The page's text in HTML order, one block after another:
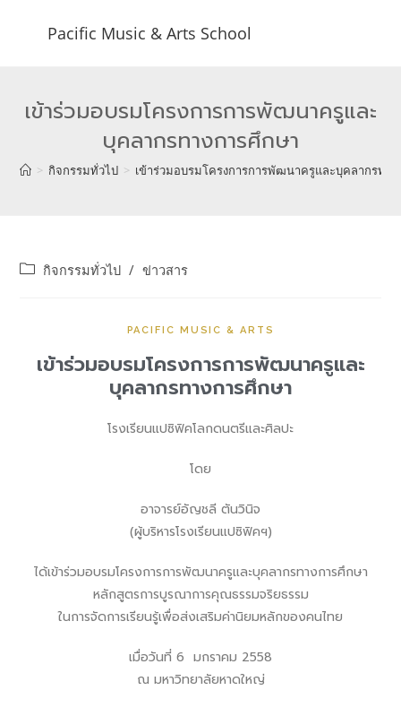
Pacific Music & Arts School
เข้าร่วมอบรมโครงการการพัฒนาครูและ
บุคลากรทางการศึกษา
> กิจกรรมทั่วไป > เข้าร่วมอบรมโครงการการพัฒนาครูและบุคลากรทา
กิจกรรมทั่วไป / ข่าวสาร
PACIFIC MUSIC & ARTS
เข้าร่วมอบรมโครงการการพัฒนาครูและ
บุคลากรทางการศึกษา
โรงเรียนแปซิฟิคโลกดนตรีและศิลปะ
โดย
อาจารย์อัญชลี ตันวินิจ
(ผู้บริหารโรงเรียนแปซิฟิคฯ)
ได้เข้าร่วมอบรมโครงการการพัฒนาครูและบุคลากรทางการศึกษา
หลักสูตรการบูรณาการคุณธรรมจริยธรรม
ในการจัดการเรียนรู้เพื่อส่งเสริมค่านิยมหลักของคนไทย
เมื่อวันที่ 6 มกราคม 2558
ณ มหาวิทยาลัยหาดใหญ่